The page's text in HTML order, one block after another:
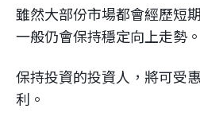
雖然大部份市場都會經歷短
一般仍會保持穩定向上走勢。
保持投資的投資人，將可受
利。